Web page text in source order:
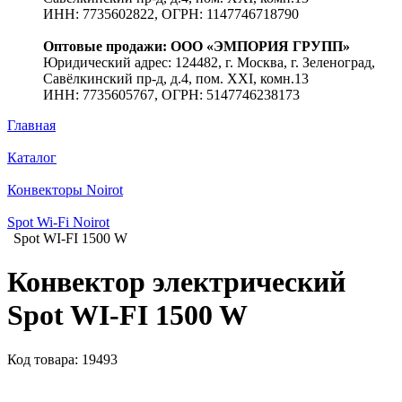
ИНН: 7735602822, ОГРН: 1147746718790
Оптовые продажи: ООО «ЭМПОРИЯ ГРУПП»
Юридический адрес: 124482, г. Москва, г. Зеленоград,
Савёлкинский пр-д, д.4, пом. XXI, комн.13
ИНН: 7735605767, ОГРН: 5147746238173
Главная
Каталог
Конвекторы Noirot
Spot Wi-Fi Noirot
Spot WI-FI 1500 W
Конвектор электрический
Spot WI-FI 1500 W
Код товара: 19493